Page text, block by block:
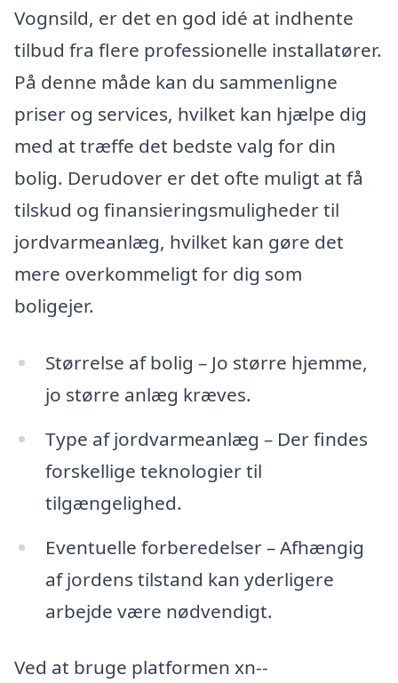
Vognsild, er det en god idé at indhente
tilbud fra flere professionelle installatører.
På denne måde kan du sammenligne
priser og services, hvilket kan hjælpe dig
med at træffe det bedste valg for din
bolig. Derudover er det ofte muligt at få
tilskud og finansieringsmuligheder til
jordvarmeanlæg, hvilket kan gøre det
mere overkommeligt for dig som
boligejer.
Størrelse af bolig – Jo større hjemme,
jo større anlæg kræves.
Type af jordvarmeanlæg – Der findes
forskellige teknologier til
tilgængelighed.
Eventuelle forberedelser – Afhængig
af jordens tilstand kan yderligere
arbejde være nødvendigt.
Ved at bruge platformen xn--